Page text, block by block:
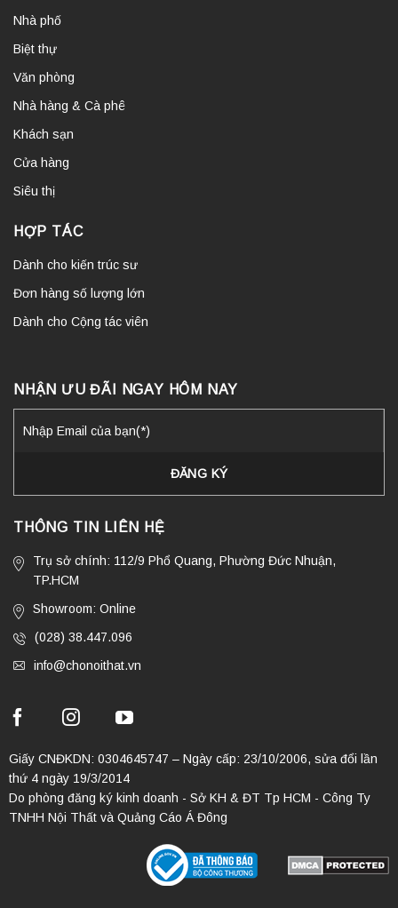
Nhà phố
Biệt thự
Văn phòng
Nhà hàng & Cà phê
Khách sạn
Cửa hàng
Siêu thị
HỢP TÁC
Dành cho kiến trúc sư
Đơn hàng số lượng lớn
Dành cho Cộng tác viên
NHẬN ƯU ĐÃI NGAY HÔM NAY
THÔNG TIN LIÊN HỆ
Trụ sở chính: 112/9 Phổ Quang, Phường Đức Nhuận,
TP.HCM
Showroom: Online
(028) 38.447.096
info@chonoithat.vn
Giấy CNĐKDN: 0304645747 – Ngày cấp: 23/10/2006, sửa đổi lần
thứ 4 ngày 19/3/2014
Do phòng đăng ký kinh doanh - Sở KH & ĐT Tp HCM - Công Ty
TNHH Nội Thất và Quảng Cáo Á Đông